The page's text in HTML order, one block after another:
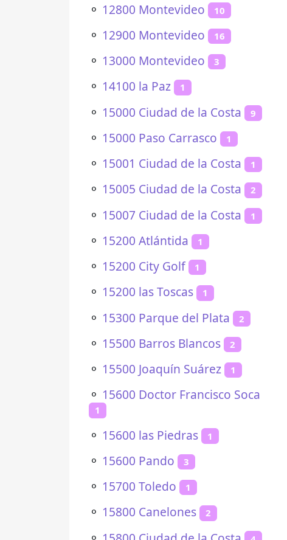
⚬ 12800 Montevideo 10
⚬ 12900 Montevideo 16
⚬ 13000 Montevideo 3
⚬ 14100 la Paz 1
⚬ 15000 Ciudad de la Costa 9
⚬ 15000 Paso Carrasco 1
⚬ 15001 Ciudad de la Costa 1
⚬ 15005 Ciudad de la Costa 2
⚬ 15007 Ciudad de la Costa 1
⚬ 15200 Atlántida 1
⚬ 15200 City Golf 1
⚬ 15200 las Toscas 1
⚬ 15300 Parque del Plata 2
⚬ 15500 Barros Blancos 2
⚬ 15500 Joaquín Suárez 1
⚬ 15600 Doctor Francisco Soca
1
⚬ 15600 las Piedras 1
⚬ 15600 Pando 3
⚬ 15700 Toledo 1
⚬ 15800 Canelones 2